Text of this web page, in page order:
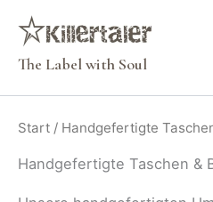
Inhalt
springen
The Label with Soul
Start / Handgefertigte
Handgefertigte Taschen &